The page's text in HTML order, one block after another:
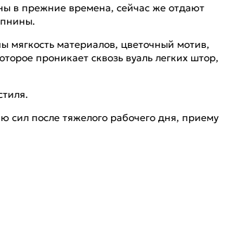
в прежние времена, сейчас же отдают
мягкость материалов, цветочный мотив,
проникает сквозь вуаль легких штор,
сил после тяжелого рабочего дня, приему